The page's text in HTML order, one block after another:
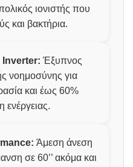
ιονιστής που
και βακτήρια.
Inverter: Έξυπνος
νοημοσύνης για
και έως 60%
ενέργειας.
Άμεση άνεση
σε 60’’ ακόμα και